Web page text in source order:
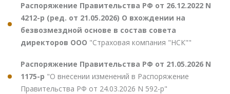
Распоряжение Правительства РФ от 26.12.2022 N
4212-р (ред. от 21.05.2026) О вхождении на
безвозмездной основе в состав совета
директоров ООО "Страховая компания "НСК""
Распоряжение Правительства РФ от 21.05.2026 N
1175-р "О внесении изменений в Распоряжение
Правительства РФ от 24.03.2026 N 592-р"